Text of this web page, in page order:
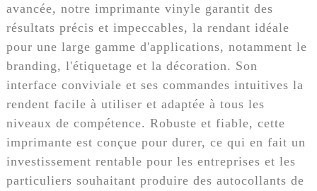
avancée, notre imprimante vinyle garantit des
résultats précis et impeccables, la rendant idéale
pour une large gamme d'applications, notamment le
branding, l'étiquetage et la décoration. Son
interface conviviale et ses commandes intuitives la
rendent facile à utiliser et adaptée à tous les
niveaux de compétence. Robuste et fiable, cette
imprimante est conçue pour durer, ce qui en fait un
investissement rentable pour les entreprises et les
particuliers souhaitant produire des autocollants de